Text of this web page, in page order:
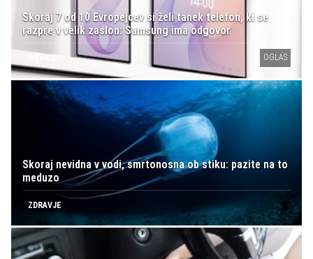
Skoraj 7 od 10 Evropejcev si želi tanek telefon, ki se
razpre v velik zaslon: Samsung ima odgovor
OGLAS
Skoraj nevidna v vodi, smrtonosna ob stiku: pazite na to
meduzo
ZDRAVJE